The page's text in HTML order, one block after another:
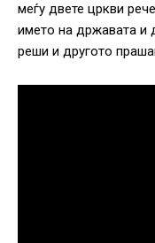
меѓу двете цркви
името на државата и
реши и другото